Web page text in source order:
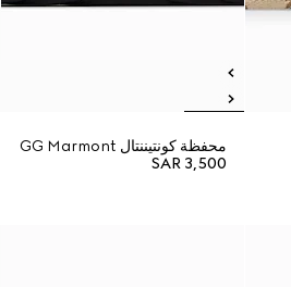
محفظة كونتيننتال GG Marmont
SAR 3,500